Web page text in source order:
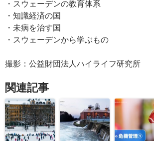
・スウェーデンの教育体系
・知識経済の国
・未病を治す国
・スウェーデンから学ぶもの
撮影：公益財団法人ハイライフ研究所
関連記事